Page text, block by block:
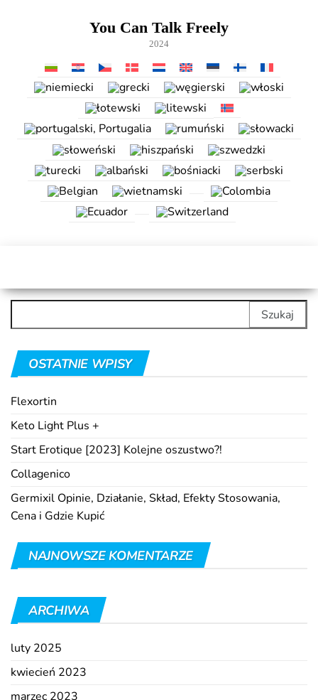
You Can Talk Freely
2024
OSTATNIE WPISY
Flexortin
Keto Light Plus +
Start Erotique [2023] Kolejne oszustwo?!
Collagenico
Germixil Opinie, Działanie, Skład, Efekty Stosowania,
Cena i Gdzie Kupić
NAJNOWSZE KOMENTARZE
ARCHIWA
luty 2025
kwiecień 2023
marzec 2023